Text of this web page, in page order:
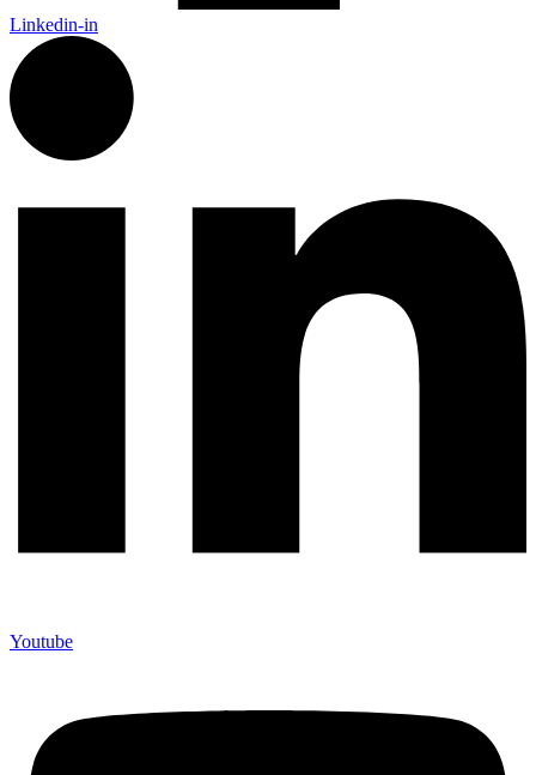
Linkedin-in
Youtube